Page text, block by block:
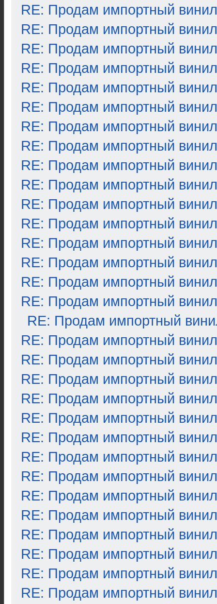
RE: Продам импортный винил
RE: Продам импортный винил
RE: Продам импортный винил
RE: Продам импортный винил
RE: Продам импортный винил
RE: Продам импортный винил
RE: Продам импортный винил
RE: Продам импортный винил
RE: Продам импортный винил
RE: Продам импортный винил
RE: Продам импортный винил
RE: Продам импортный винил
RE: Продам импортный винил
RE: Продам импортный винил
RE: Продам импортный винил
RE: Продам импортный винил
RE: Продам импортный
RE: Продам импортный винил
RE: Продам импортный винил
RE: Продам импортный винил
RE: Продам импортный винил
RE: Продам импортный винил
RE: Продам импортный винил
RE: Продам импортный винил
RE: Продам импортный винил
RE: Продам импортный винил
RE: Продам импортный винил
RE: Продам импортный винил
RE: Продам импортный винил
RE: Продам импортный винил
RE: Продам импортный винил